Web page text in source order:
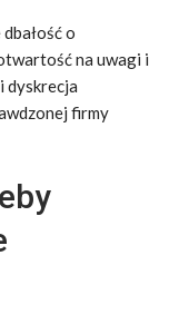
o
na uwagi i
dyskrecja
firmy